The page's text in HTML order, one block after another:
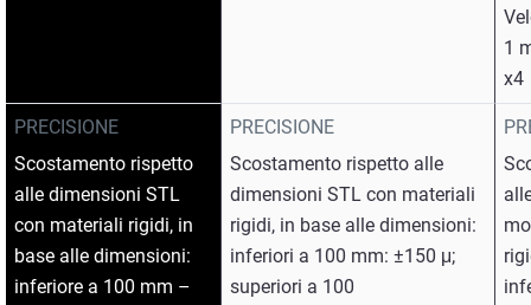
PRECISIONE
Scostamento rispetto
alle dimensioni STL
con materiali rigidi, in
base alle dimensioni:
inferiore a 100 mm –
PRECISIONE
Scostamento rispetto alle
dimensioni STL con materiali
rigidi, in base alle dimensioni:
inferiori a 100 mm: ±150 μ;
superiori a 100
1
x4